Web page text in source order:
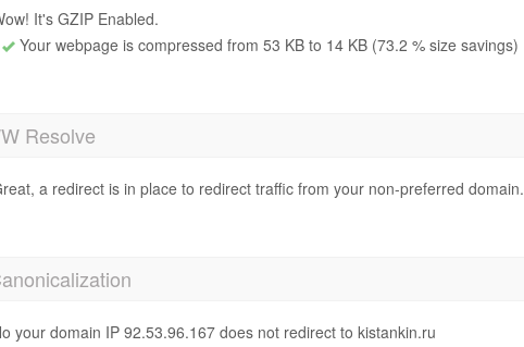
It's GZIP Enabled.
Your webpage is compressed from 53 KB to 14 KB (73.2 % size savings)
Resolve
a redirect is in place to redirect traffic from your non-preferred domain.
your domain IP 92.53.96.167 does not redirect to kistankin.ru